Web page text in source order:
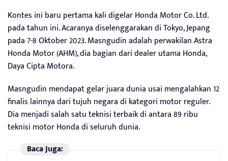
Kontes ini baru pertama kali digelar Honda Motor Co. Ltd.
pada tahun ini. Acaranya diselenggarakan di Tokyo, Jepang
pada 7-8 Oktober 2023. Masngudin adalah perwakilan Astra
Honda Motor (AHM), dia bagian dari dealer utama Honda,
Daya Cipta Motora.
Masngudin mendapat gelar juara dunia usai mengalahkan 12
finalis lainnya dari tujuh negara di kategori motor reguler.
Dia menjadi salah satu teknisi terbaik di antara 89 ribu
teknisi motor Honda di seluruh dunia.
Baca Juga: